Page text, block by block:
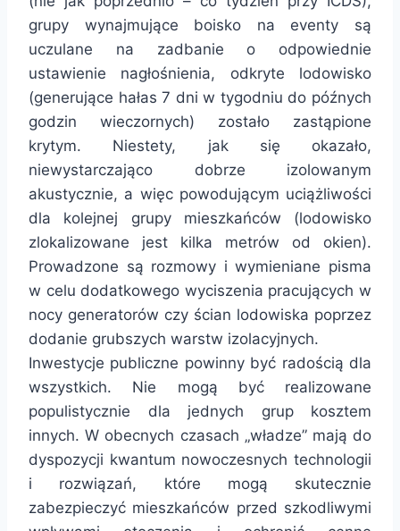
grupy wynajmujące boisko na eventy są
uczulane na zadbanie o odpowiednie
ustawienie nagłośnienia, odkryte lodowisko
(generujące hałas 7 dni w tygodniu do późnych
godzin wieczornych) zostało zastąpione
krytym. Niestety, jak się okazało,
niewystarczająco dobrze izolowanym
akustycznie, a więc powodującym uciążliwości
dla kolejnej grupy mieszkańców (lodowisko
zlokalizowane jest kilka metrów od okien).
Prowadzone są rozmowy i wymieniane pisma
w celu dodatkowego wyciszenia pracujących w
nocy generatorów czy ścian lodowiska poprzez
dodanie grubszych warstw izolacyjnych.
Inwestycje publiczne powinny być radością dla
wszystkich. Nie mogą być realizowane
populistycznie dla jednych grup kosztem
innych. W obecnych czasach „władze” mają do
dyspozycji kwantum nowoczesnych technologii
i rozwiązań, które mogą skutecznie
zabezpieczyć mieszkańców przed szkodliwymi